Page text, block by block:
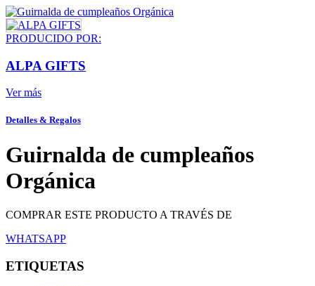
PRODUCIDO POR:
ALPA GIFTS
Ver más
Detalles & Regalos
Guirnalda de cumpleaños
Orgánica
COMPRAR ESTE PRODUCTO A TRAVÉS DE
WHATSAPP
ETIQUETAS